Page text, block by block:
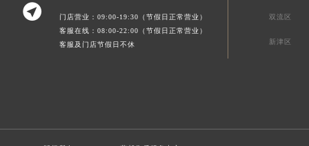

门店营业：09:00-19:30（节假日正常营业）
客服在线：08:00-22:00（节假日正常营业）
客服及门店节假日不休
双流区
新津区